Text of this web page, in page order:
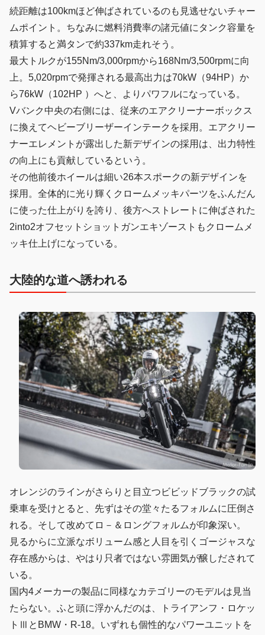
続距離は100kmほど伸ばされているのも見逃せないチャー
ムポイント。ちなみに燃料消費率の諸元値にタンク容量を
積算すると満タンで約337km走れそう。
最大トルクが155Nm/3,000rpmから168Nm/3,500rpmに向
上。5,020rpmで発揮される最高出力は70kW（94HP）か
ら76kW（102HP ）へと、よりパワフルになっている。
Vバンク中央の右側には、従来のエアクリーナーボックス
に換えてヘビーブリーザーインテークを採用。エアクリー
ナーエレメントが露出した新デザインの採用は、出力特性
の向上にも貢献しているという。
その他前後ホイールは細い26本スポークの新デザインを
採用。全体的に光り輝くクロームメッキパーツをふんだん
に使った仕上がりを誇り、後方へストレートに伸ばされた
2into2オフセットショットガンエキゾーストもクロームメ
ッキ仕上げになっている。
大陸的な道へ誘われる
オレンジのラインがさらりと目立つビビッドブラックの試
乗車を受けとると、先ずはその堂々たるフォルムに圧倒さ
れる。そして改めてロ－＆ロングフォルムが印象深い。
見るからに立派なボリューム感と人目を引くゴージャスな
存在感からは、やはり只者ではない雰囲気が醸しだされて
いる。
国内4メーカーの製品に同様なカテゴリーのモデルは見当
たらない。ふと頭に浮かんだのは、トライアンフ・ロケッ
トⅢとBMW・R-18。いずれも個性的なパワーユニットを